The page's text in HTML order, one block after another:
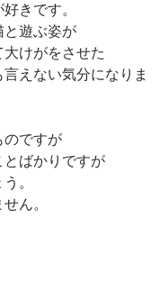
きです。
と遊ぶ姿が
けがをさせた
えない気分になりま
のですが
とばかりですが
。
ん。